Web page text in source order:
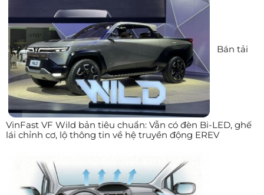
Bán tải
VinFast VF Wild bản tiêu chuẩn: Vẫn có đèn Bi-LED, ghế
lái chỉnh cơ, lộ thông tin về hệ truyền động EREV